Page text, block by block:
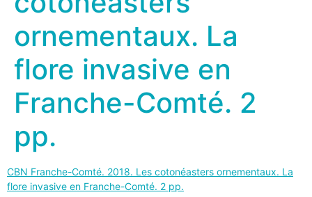
ornementaux. La
flore invasive en
Franche-Comté. 2
pp.
CBN Franche-Comté. 2018. Les cotonéasters ornementaux. La
flore invasive en Franche-Comté. 2 pp.